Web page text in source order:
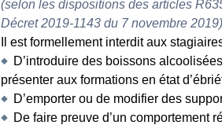
(selon les dispositions des articles
Décret 2019-1143 du 7 novembre 2019)
Il est formellement interdit aux
D’introduire des boissons
présenter aux formations en état
D’emporter ou de modifier des
De faire preuve d’un comportement